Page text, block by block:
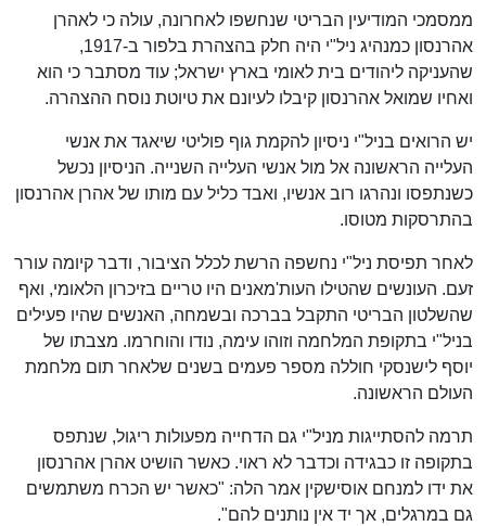
ממסמכי המודיעין הבריטי שנחשפו לאחרונה, עולה כי לאהרן
אהרנסון כמנהיג ניל"י היה חלק בהצהרת בלפור ב-1917,
שהעניקה ליהודים בית לאומי בארץ ישראל; עוד מסתבר כי הוא
ואחיו שמואל אהרנסון קיבלו לעיונם את טיוטת נוסח ההצהרה.
יש הרואים בניל"י ניסיון להקמת גוף פוליטי שיאגד את אנשי
העלייה הראשונה אל מול אנשי העלייה השנייה. הניסיון נכשל
כשנתפסו ונהרגו רוב אנשיו, ואבד כליל עם מותו של אהרן אהרנסון
בהתרסקות מטוסו.
לאחר תפיסת ניל"י נחשפה הרשת לכלל הציבור, ודבר קיומה עורר
זעם. העונשים שהטילו העות'מאנים היו טריים בזיכרון הלאומי, ואף
שהשלטון הבריטי התקבל בברכה ובשמחה, האנשים שהיו פעילים
בניל"י בתקופת המלחמה וזוהו עימה, נודו והוחרמו. מצבתו של
יוסף לישנסקי חוללה מספר פעמים בשנים שלאחר תום מלחמת
העולם הראשונה.
תרמה להסתייגות מניל"י גם הדחייה מפעולות ריגול, שנתפס
בתקופה זו כבגידה וכדבר לא ראוי. כאשר הושיט אהרן אהרנסון
את ידו למנחם אוסישקין אמר הלה: "כאשר יש הכרח משתמשים
גם במרגלים, אך יד אין נותנים להם".